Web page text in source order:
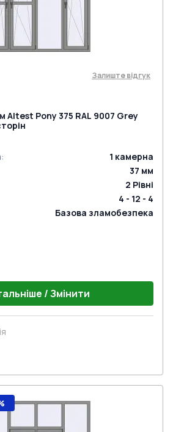
Залиште відгук
Altest Pony 375 RAL 9007 Grey
: 1 камерна
37 мм
2 Рівні
4 - 12 - 4
Базова зламобезпека
/ Змінити